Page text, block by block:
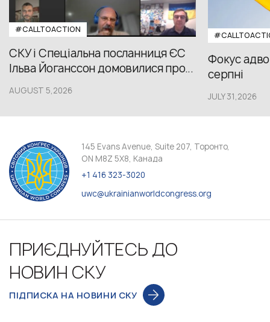
#CALLTOACTION
СКУ і Спеціальна посланниця ЄС
Ільва Йоганссон домовилися про...
AUGUST 5,2026
Фокус
серпні
JULY 31,2026
145 Evans Avenue, Suite 207, Торонто,
ON M8Z 5X8, Канада
+1 416 323-3020
uwc@ukrainianworldcongress.org
ПРИЄДНУЙТЕСЬ ДО
НОВИН СКУ
ПІДПИСКА НА НОВИНИ СКУ